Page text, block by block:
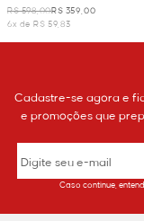
R$ 598,00R$ 359,00
6x de R$ 59,83
Cadastre-se agora e
e promoções que
Caso continue,